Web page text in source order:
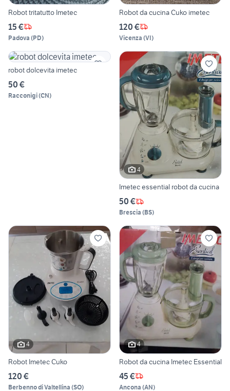
Robot tritatutto Imetec
15 €
Padova (PD)
Robot da cucina Cuko imetec
120 €
Vicenza (VI)
robot dolcevita imetec
50 €
Racconigi(CN)
4
Imetec essential robot da cucina
50 €
Brescia (BS)
4
Robot Imetec Cuko
120 €
Berbenno di Valtellina (SO)
4
Robot da cucina Imetec Essential
45 €
Ancona (AN)